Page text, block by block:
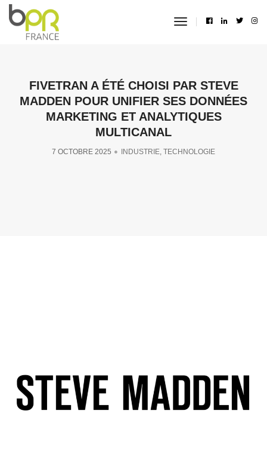
toggle
FIVETRAN A ÉTÉ CHOISI PAR STEVE
MADDEN POUR UNIFIER SES DONNÉES
MARKETING ET ANALYTIQUES
MULTICANAL
7 OCTOBRE 2025 INDUSTRIE, TECHNOLOGIE